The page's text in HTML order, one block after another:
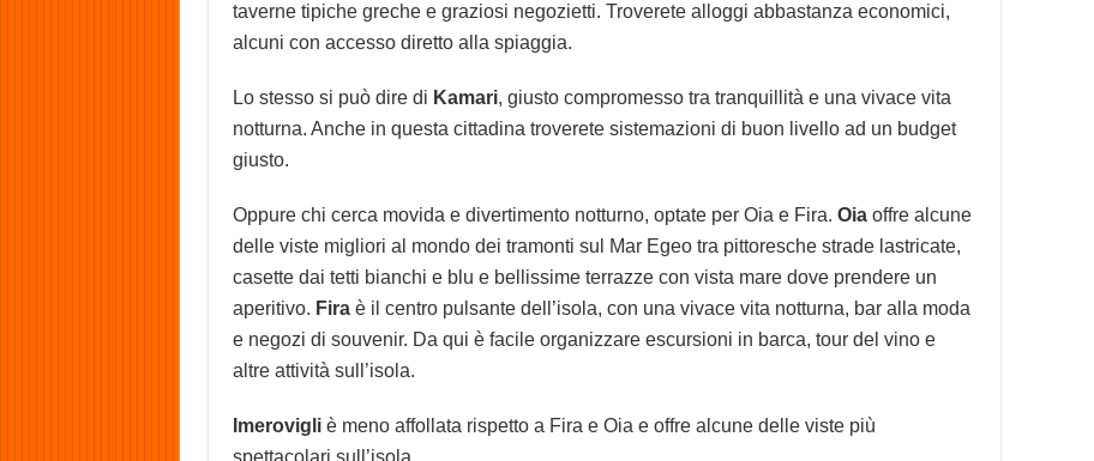
taverne tipiche greche e graziosi negozietti. Troverete alloggi abbastanza economici,
alcuni con accesso diretto alla spiaggia.
Lo stesso si può dire di Kamari, giusto compromesso tra tranquillità e una vivace vita
notturna. Anche in questa cittadina troverete sistemazioni di buon livello ad un budget
giusto.
Oppure chi cerca movida e divertimento notturno, optate per Oia e Fira. Oiaoffre alcune
delle viste migliori al mondo dei tramonti sul Mar Egeo tra pittoresche strade lastricate,
casette dai tetti bianchi e blu e bellissime terrazze con vista mare dove prendere un
aperitivo. Firaè il centro pulsante dell’isola, con una vivace vita notturna, bar alla moda
e negozi di souvenir. Da qui è facile organizzare escursioni in barca, tour del vino e
altre attività sull’isola.
Imerovigliè meno affollata rispetto a Fira e Oia e offre alcune delle viste più
spettacolari sull’isola.